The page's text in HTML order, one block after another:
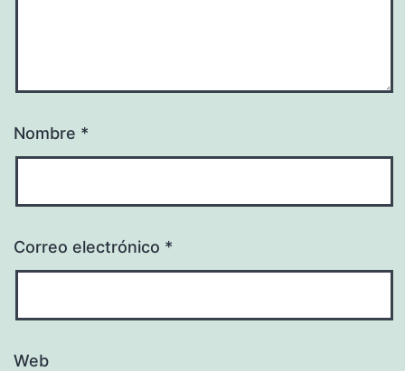
Nombre *
Correo electrónico *
Web